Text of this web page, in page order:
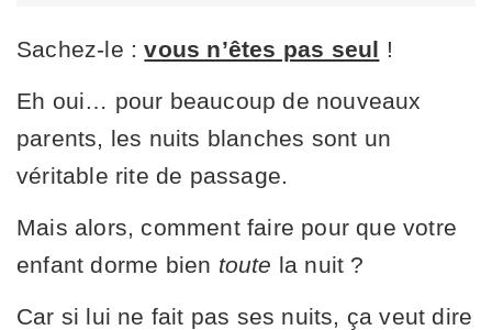
Sachez-le :vous n’êtes pas seul !
Eh oui… pour beaucoup de nouveaux
parents, les nuits blanches sont un
véritable rite de passage.
Mais alors, comment faire pour que votre
enfant dorme bien toute la nuit ?
Car si lui ne fait pas ses nuits, ça veut dire